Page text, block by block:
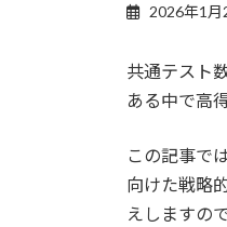
2026年1月
共通テスト
ある中で高
この記事で
向けた戦略
えしますの